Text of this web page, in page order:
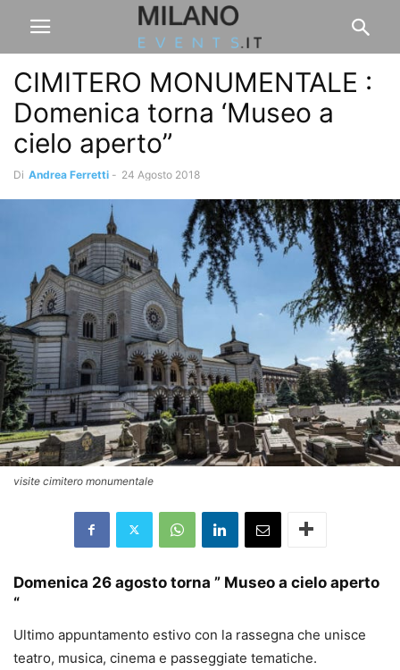
CIMITERO MONUMENTALE :
Domenica torna ‘Museo a
cielo aperto”
Di Andrea Ferretti - 24 Agosto 2018
visite cimitero monumentale
Domenica 26 agosto torna ” Museo a cielo aperto
“
Ultimo appuntamento estivo con la rassegna che unisce
teatro, musica, cinema e passeggiate tematiche.